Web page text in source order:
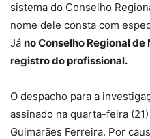
sistema do Conselho
nome dele consta com
Já no Conselho Regional de
registro do profissional.
O despacho para a
assinado na quarta-feira
Guimarães Ferreira. Por